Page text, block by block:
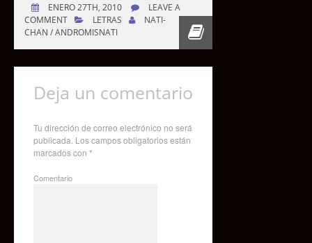
ENERO 27TH, 2010
LEAVE A
COMMENT
LETRAS
NATI-
CHAN / ANDROMISNATI
Deja un comentario
Tu dirección de correo electrónico no será
publicada. Los campos obligatorios están
marcados con *
Comentario